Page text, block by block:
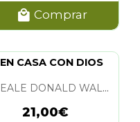
Comprar
EN CASA CON DIOS
NEALE DONALD WALSCH
21,00€